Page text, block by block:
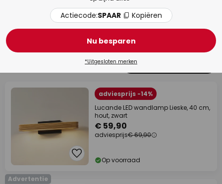
Hal
adviesprijs -14%
Lucande LED wandlamp Lieske, 40 cm,
hout, zwart
€ 59,90
adviesprijs€ 69,90
Op voorraad
Advertentie
Actiecode:SPAAR Kopiëren
Nu besparen
*Uitgesloten merken